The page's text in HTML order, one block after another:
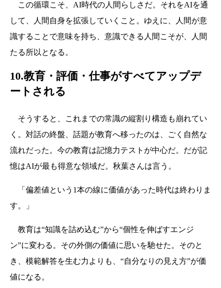
この循環こそ、AI時代の人間らしさだ。それをAIを通
して、人間自身を拡張していくこと。ゆえに、人間が意
識することで意味を持ち、意識できる人間こそが、人間
たる所以となる。
10.教育・評価・仕事がすべてアップデ
ートされる
そうすると、これまでの常識の縦割り構造も崩れてい
く。対話の終盤、話題が教育へ移ったのは、ごく自然な
流れだった。今の教育は記憶力テストが中心だ。だが記
憶はAIが最も得意な領域だ。秋葉さんは言う。
「偏差値という1本の線に価値があった時代は終わりま
す。」
教育は“知識を詰め込む”から“個性を伸ばすエンジ
ン”に変わる。その外側の価値に思いを馳せた。そのと
き、模範解答を生む力よりも、“自分なりの見え方”が価
値になる。